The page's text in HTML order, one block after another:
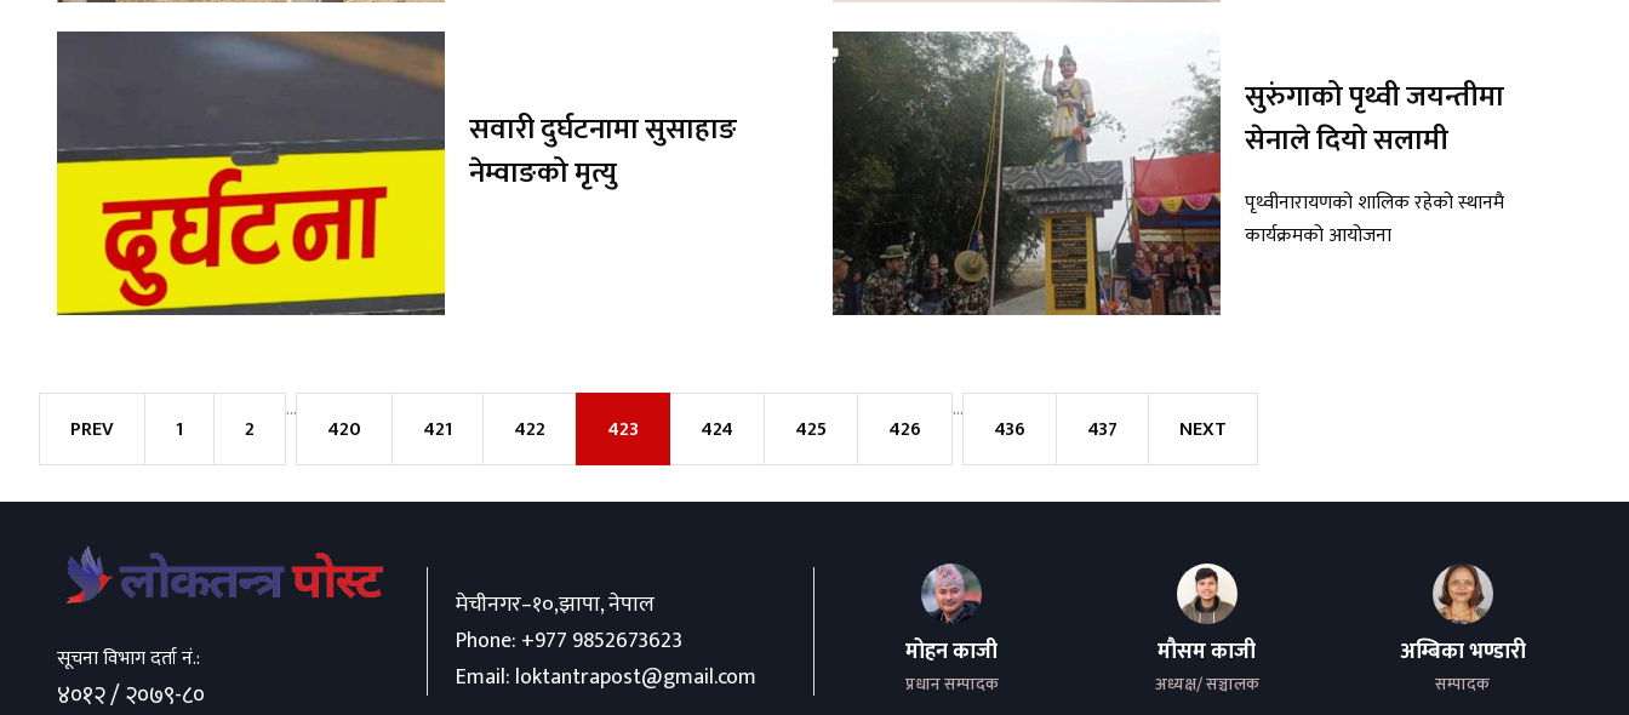
सवारी दुर्घटनामा सुसाहाङ
नेम्वाङको मृत्यु
सुरुंगाको पृथ्वी जयन्तीमा
सेनाले दियो सलामी
पृथ्वीनारायणको शालिक रहेको स्थानमै
कार्यक्रमको आयोजना
PREV 1 2
...
420 421 422 423 424 425 426
...
436 437 NEXT
सूचना विभाग दर्ता नं.:
४०१२ / २०७९-८०
मेचीनगर–१०,झापा, नेपाल
Phone: +977 9852673623
Email: loktantrapost@gmail.com
मोहन काजी
प्रधान सम्पादक
मौसम काजी
अध्यक्ष/ सञ्चालक
अम्बिका भण्डारी
सम्पादक